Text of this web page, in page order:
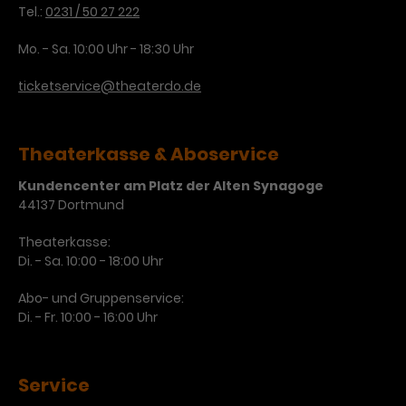
Daten werden nur maximal einmal
gesendet. Solange es gesetzt ist,
Nutzerinteraktionen mit
bereitzustellen.
Anbieter Google / DoubleClick
Laufzeit 1 Jahr
Zweck
Tel.: 0231 / 50 27 222
Mo. - Sa. 10:00 Uhr - 18:30 Uhr
ticketservice@theaterdo.de
Theaterkasse & Aboservice
Kundencenter am Platz der Alten Synagoge
44137 Dortmund
Theaterkasse:
Di. - Sa. 10:00 - 18:00 Uhr
Abo- und Gruppenservice:
Di. - Fr. 10:00 - 16:00 Uhr
Service